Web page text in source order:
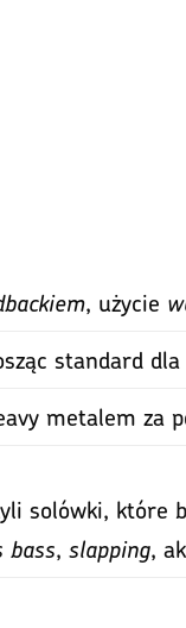
, użycie
standard
metalem za
solówki, które
bass, slapping,